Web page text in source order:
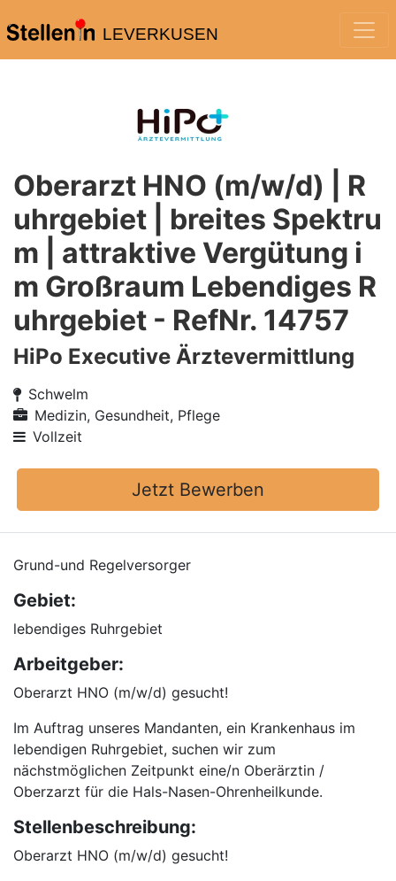
LEVERKUSEN
Oberarzt HNO (m/w/d) | R
uhrgebiet | breites Spektru
m | attraktive Vergütung i
m Großraum Lebendiges R
uhrgebiet - RefNr. 14757
HiPo Executive Ärztevermittlung
Schwelm
Medizin, Gesundheit, Pflege
Vollzeit
Jetzt Bewerben
Grund-und Regelversorger
Gebiet:
lebendiges Ruhrgebiet
Arbeitgeber:
Oberarzt HNO (m/w/d) gesucht!
Im Auftrag unseres Mandanten, ein Krankenhaus im
lebendigen Ruhrgebiet, suchen wir zum
nächstmöglichen Zeitpunkt eine/n Oberärztin /
Oberzarzt für die Hals-Nasen-Ohrenheilkunde.
Stellenbeschreibung:
Oberarzt HNO (m/w/d) gesucht!